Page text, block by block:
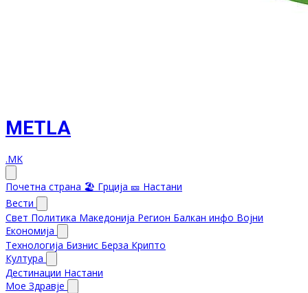
METLA
.MK
Почетна страна 🏖️ Грција 🎫 Настани
Вести
Свет Политика Македонија Регион Балкан инфо Војни
Економија
Технологија Бизнис Берза Крипто
Култура
Дестинации Настани
Мое Здравје